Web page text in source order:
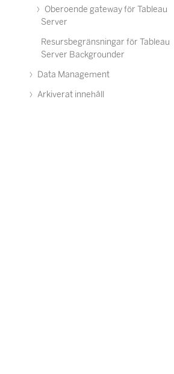
Oberoende gateway för Tableau
Server
Resursbegränsningar för Tableau
Server Backgrounder
Data Management
Arkiverat innehåll